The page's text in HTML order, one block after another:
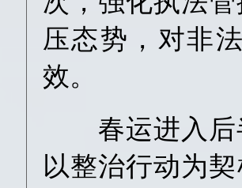
压态势，对非
效。
春运进入后
以整治行动为